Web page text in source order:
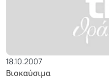
18.10.2007
Βιοκαύσιμα